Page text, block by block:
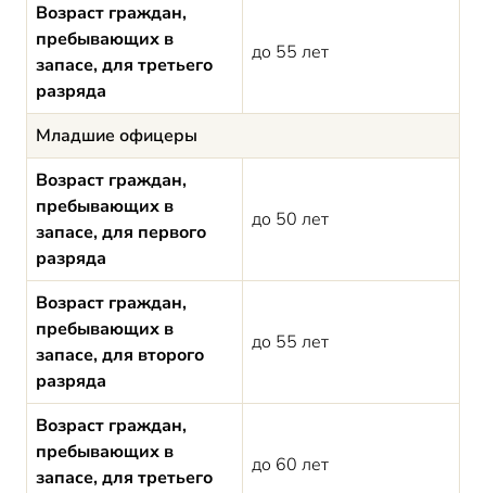
Возраст граждан,
пребывающих в
запасе, для третьего
разряда
до 55 лет
Младшие офицеры
Возраст граждан,
пребывающих в
запасе, для первого
разряда
до 50 лет
Возраст граждан,
пребывающих в
запасе, для второго
разряда
до 55 лет
Возраст граждан,
пребывающих в
запасе, для третьего
до 60 лет